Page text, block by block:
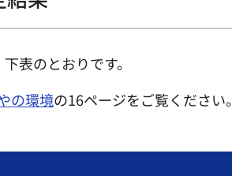
表のとおりです。
の環境の16ページをご覧ください。